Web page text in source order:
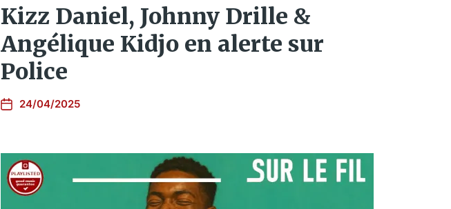
Kizz Daniel, Johnny Drille &
Angélique Kidjo en alerte sur
Police
24/04/2025